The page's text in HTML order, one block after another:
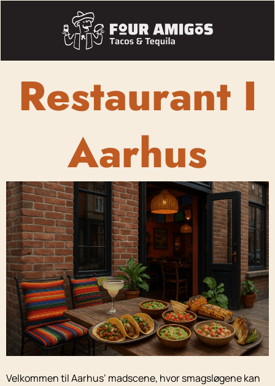
Restaurant I
Aarhus
Velkommen til Aarhus’ madscene, hvor smagsløgene kan